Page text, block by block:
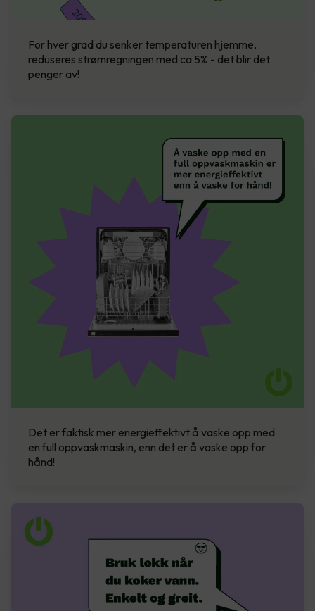
For hver grad du senker temperaturen hjemme,
reduseres strømregningen med ca 5% - det blir det
penger av!
Det er faktisk mer energieffektivt å vaske opp med
en full oppvaskmaskin, enn det er å vaske opp for
hånd!